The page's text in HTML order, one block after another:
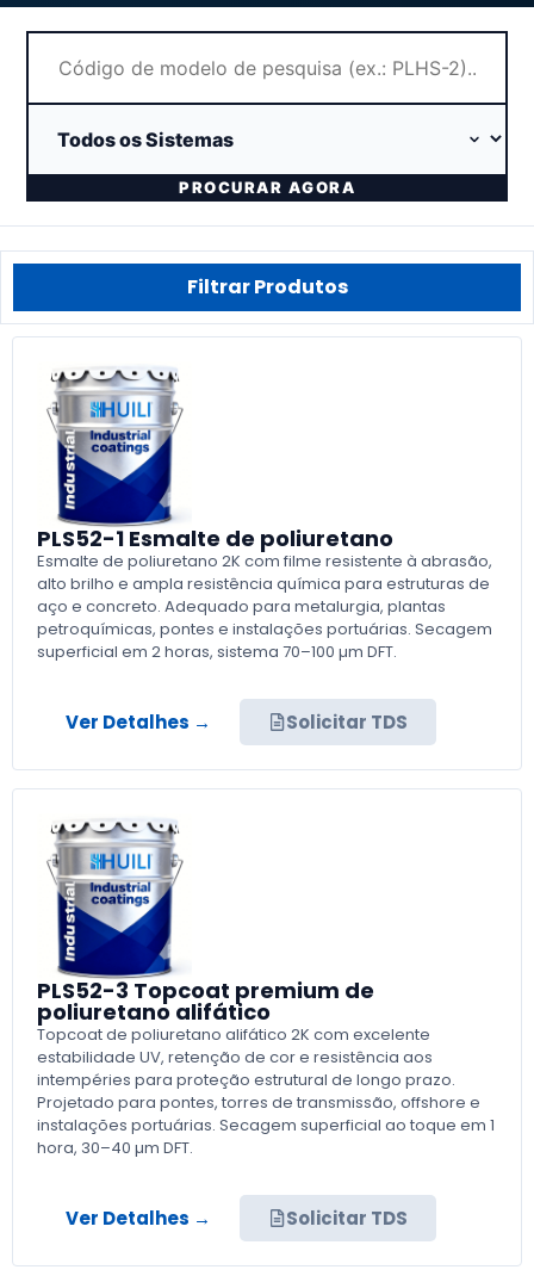
PROCURAR AGORA
Filtrar Produtos
PLS52-1 Esmalte de poliuretano
Esmalte de poliuretano 2K com filme resistente à abrasão,
alto brilho e ampla resistência química para estruturas de
aço e concreto. Adequado para metalurgia, plantas
petroquímicas, pontes e instalações portuárias. Secagem
superficial em 2 horas, sistema 70–100 µm DFT.
Ver Detalhes → Solicitar TDS
PLS52-3 Topcoat premium de
poliuretano alifático
Topcoat de poliuretano alifático 2K com excelente
estabilidade UV, retenção de cor e resistência aos
intempéries para proteção estrutural de longo prazo.
Projetado para pontes, torres de transmissão, offshore e
instalações portuárias. Secagem superficial ao toque em 1
hora, 30–40 µm DFT.
Ver Detalhes → Solicitar TDS